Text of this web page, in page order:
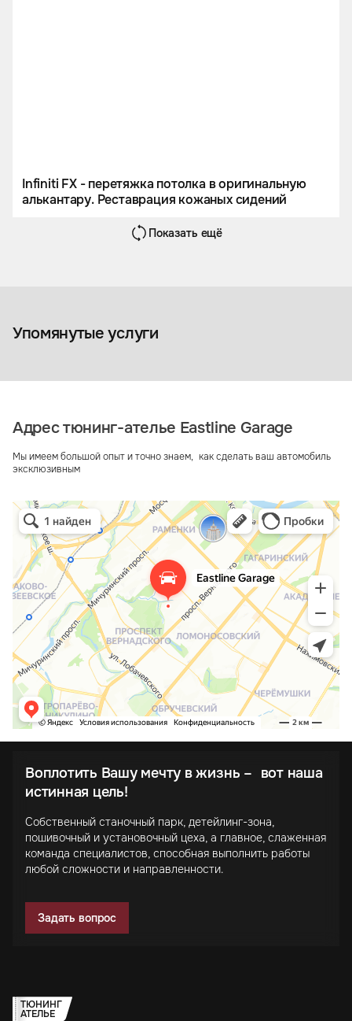
Infiniti FX - перетяжка потолка в оригинальную
алькантару. Реставрация кожаных сидений
Показать ещё
Упомянутые услуги
деталей из карбона
Адрес тюнинг-ателье Eastline Garage
Мы имеем большой опыт и точно знаем, как сделать ваш автомобиль
эксклюзивным
Воплотить Вашу мечту в жизнь – вот наша
истинная цель!
Собственный станочный парк, детейлинг-зона,
пошивочный и установочный цеха, а главное, слаженная
команда специалистов, способная выполнить работы
любой сложности и направленности.
Задать вопрос
ТЮНИНГ
АТЕЛЬЕ